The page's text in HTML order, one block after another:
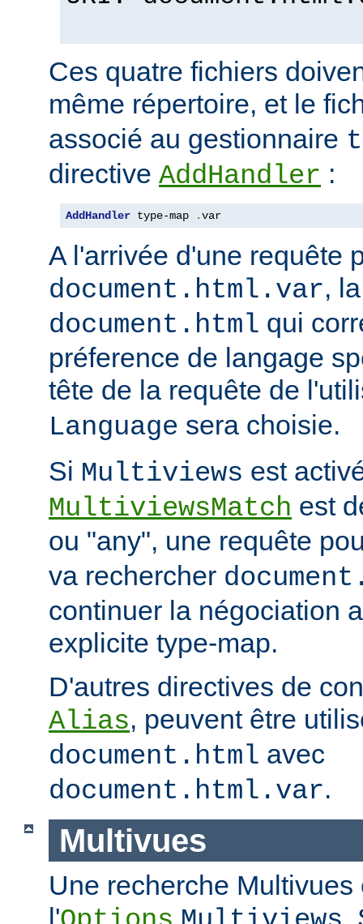
Ces quatre fichiers
même répertoire, et le
associé au gestionnaire
directive AddHandler :
AddHandler type-map .var
A l'arrivée d'une requête
document.html.var,
document.html qui
préference de langage
tête de la requête de
Language sera choisie.
Si Multiviews est
MultiviewsMatch est
ou "any", une requête
va rechercher
continuer la négociation
explicite type-map.
D'autres directives de
Alias, peuvent être
document.html avec
document.html.var.
Multivues
Une recherche
l'